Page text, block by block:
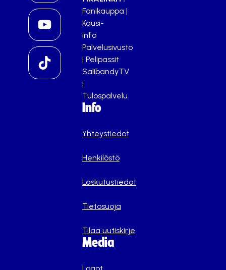
Fanikauppa |
Kausi-
info
Palvelusivusto
| Pelipassit
SalibandyTV
|
Tulospalvelu
Info
Yhteystiedot
Henkilöstö
Laskutustiedot
Tietosuoja
Tilaa uutiskirje
Media